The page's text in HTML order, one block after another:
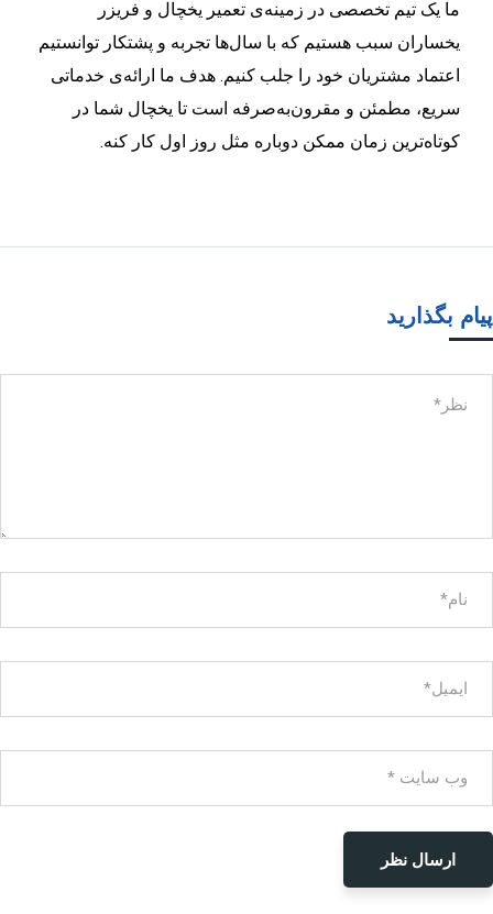
ما یک تیم تخصصی در زمینه‌ی تعمیر یخچال و فریزر
یخساران سبب هستیم که با سال‌ها تجربه و پشتکار توانستیم
اعتماد مشتریان خود را جلب کنیم. هدف ما ارائه‌ی خدماتی
سریع، مطمئن و مقرون‌به‌صرفه است تا یخچال شما در
کوتاه‌ترین زمان ممکن دوباره مثل روز اول کار کنه.
پیام بگذارید